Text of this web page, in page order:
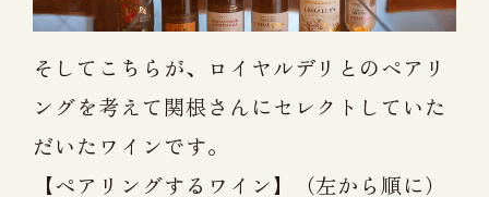
そしてこちらが、ロイヤルデリとのペアリ
ングを考えて関根さんにセレクトしていた
だいたワインです。
【ペアリングするワイン】（左から順に）